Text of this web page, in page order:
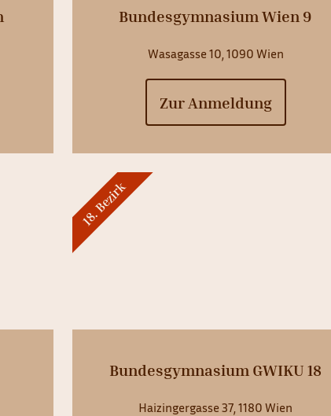
Bundesgymnasium Wien 9
Wasagasse 10, 1090 Wien
Zur Anmeldung
Bundesgymnasium GWIKU 18
Haizingergasse 37, 1180 Wien
18. Bezirk